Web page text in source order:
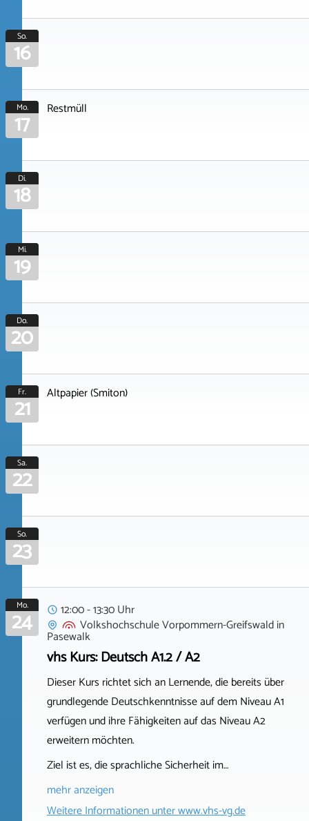
So.
16
Mo.
17 Restmüll
Di.
18
Mi.
19
Do.
20
Fr.
21 Altpapier (Smiton)
Sa.
22
So.
23
Mo.
24
12:00 - 13:30 Uhr
Volkshochschule Vorpommern-Greifswaldin
Pasewalk
vhs Kurs: Deutsch A1.2 / A2
Dieser Kurs richtet sich an Lernende, die bereits über
grundlegende Deutschkenntnisse auf dem Niveau A1
verfügen und ihre Fähigkeiten auf das Niveau A2
erweitern möchten.
Ziel ist es, die sprachliche Sicherheit im…
mehr anzeigen
Weitere Informationen unterwww.vhs-vg.de